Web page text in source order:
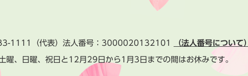
1111 （代表） 法人番号：3000020132101 （法人番号について）
曜、日曜、祝日と 12月29日から1月3日までの間はお休みです。